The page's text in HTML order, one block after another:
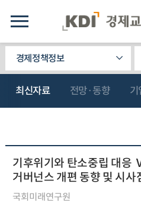
경제정책정보
최신자료 전망·동향 기
기후위기와 탄소중립 대응
거버넌스 개편 동향 및 시사
국회미래연구원